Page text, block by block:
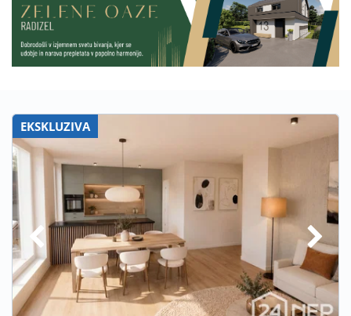
EKSKLUZIVA